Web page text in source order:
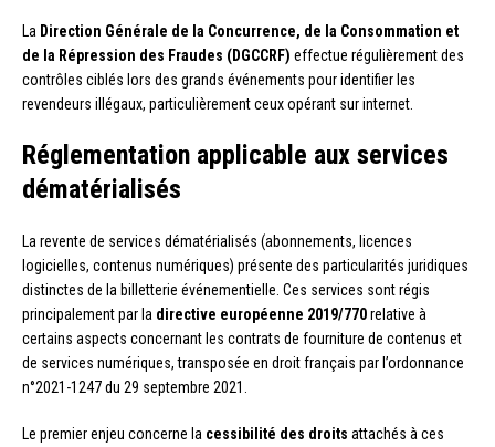
La Direction Générale de la Concurrence, de la Consommation et
de la Répression des Fraudes (DGCCRF) effectue régulièrement des
contrôles ciblés lors des grands événements pour identifier les
revendeurs illégaux, particulièrement ceux opérant sur internet.
Réglementation applicable aux services
dématérialisés
La revente de services dématérialisés (abonnements, licences
logicielles, contenus numériques) présente des particularités juridiques
distinctes de la billetterie événementielle. Ces services sont régis
principalement par la directive européenne 2019/770relative à
certains aspects concernant les contrats de fourniture de contenus et
de services numériques, transposée en droit français par l’ordonnance
n°2021-1247 du 29 septembre 2021.
Le premier enjeu concerne la cessibilité des droits attachés à ces